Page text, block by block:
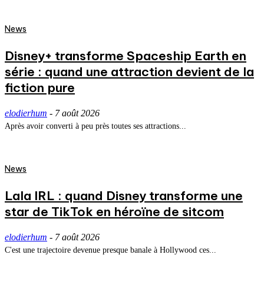
News
Disney+ transforme Spaceship Earth en
série : quand une attraction devient de la
fiction pure
elodierhum - 7 août 2026
Après avoir converti à peu près toutes ses attractions...
News
Lala IRL : quand Disney transforme une
star de TikTok en héroïne de sitcom
elodierhum - 7 août 2026
C'est une trajectoire devenue presque banale à Hollywood ces...